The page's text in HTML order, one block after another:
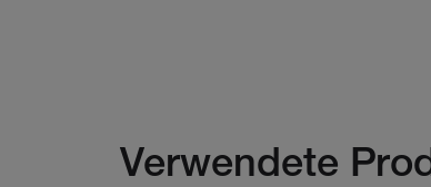
Verwendete